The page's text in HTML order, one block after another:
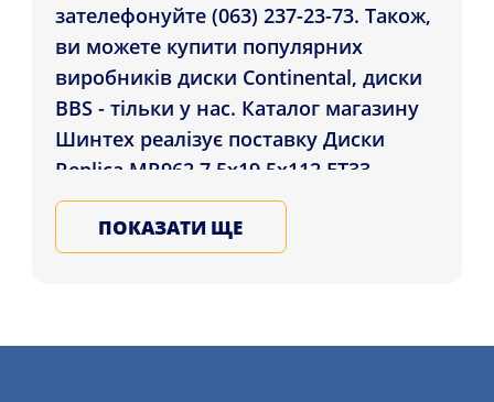
зателефонуйте (063) 237-23-73. Також,
ви можете купити популярних
виробників диски Continental, диски
BBS - тільки у нас. Каталог магазину
Шинтех реалізує поставку Диски
Replica MR962 7.5x19 5x112 ET33
DIA66.6 BKF клієнтам міст:
Хмельницький, Чернігів, Запоріжжя ,
а також інші регіони України.
записуйтеся на послугу
ПОКАЗАТИ ЩЕ